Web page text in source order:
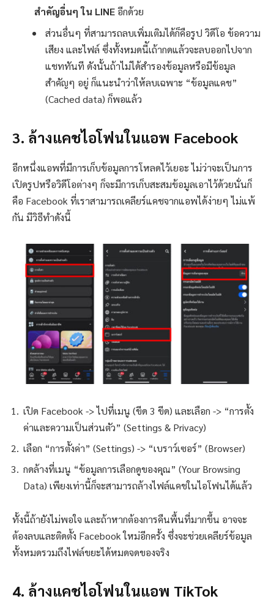
สำคัญอื่นๆ ใน LINEอีกด้วย
ส่วนอื่นๆ ที่สามารถลบเพิ่มเติมได้ก็คือรูป วิดีโอ ข้อความ
เสียง และไฟล์ ซึ่งทั้งหมดนีัเถ้ากดแล้วจะลบออกไปจาก
แชททันที ดังนั้นถ้าไม่ได้สำรองข้อมูลหรือมีข้อมูล
สำคัญๆ อยู่ ก็แนะนำว่าให้ลบเฉพาะ “ข้อมูลแคช”
(Cached data) ก็พอแล้ว
3. ล้างแคชไอโฟนในแอพ Facebook
อีกหนึ่งแอพที่มีการเก็บข้อมูลการโหลดไว้เยอะ ไม่ว่าจะเป็นการ
เปิดรูปหรือวิดีโอต่างๆ ก็จะมีการเก็บสะสมข้อมูลเอาไว้ด้วยนั่นก็
คือ Facebook ที่เราสามารถเคลียร์แคชจากแอพได้ง่ายๆ ไม่แพ้
กัน มีวิธีทำดังนี้
เปิด Facebook -> ไปที่เมนู (ขีด 3 ขีด) และเลือก -> “การตั้ง
ค่าและความเป็นส่วนตัว” (Settings & Privacy)
เลือก “การตั้งค่า” (Settings) -> “เบราว์เซอร์” (Browser)
กดล้างที่เมนู “ข้อมูลการเลือกดูของคุณ” (Your Browsing
Data) เพียงเท่านี้ก็จะสามารถล้างไฟล์แคชในไอโฟนได้แล้ว
ทั้งนี้ถ้ายังไม่พอใจ และถ้าหากต้องการคืนพื้นที่มากขึ้น อาจจะ
ต้องลบและติดตั้ง Facebook ใหม่อีกครั้ง ซึ่งจะช่วยเคลียร์ข้อมูล
ทั้งหมดรวมถึงไฟล์ขยะได้หมดจดของจริง
4. ล้างแคชไอโฟนในแอพ TikTok